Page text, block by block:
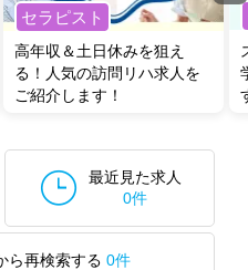
セラピスト
高年収＆土日休みを狙え
る！人気の訪問リハ求人を
ご紹介します！
最近見た求人
0件
ら再検索する 0件